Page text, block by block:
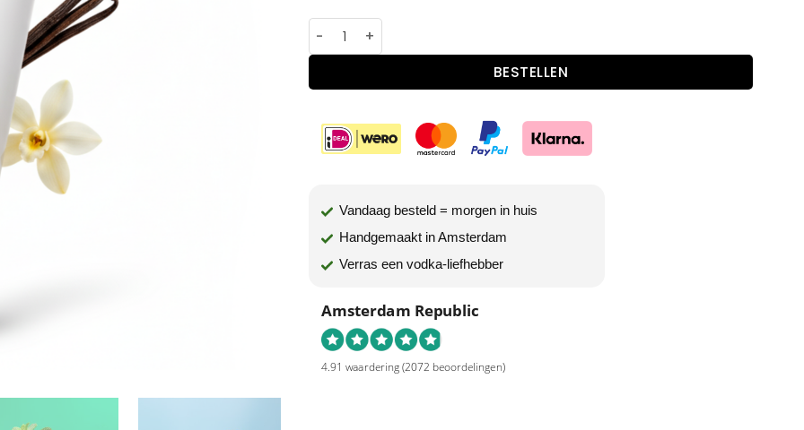
Vanilla Vodka aantal
BESTELLEN
Vandaag besteld = morgen in huis
Handgemaakt in Amsterdam
Verras een vodka-liefhebber
Amsterdam Republic
4.91 waardering(2072 beoordelingen)